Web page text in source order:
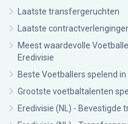
Laatste transfergeruchten
Laatste
Meest waardevolle
Eredivisie
Beste Voetballers spelend
Grootste voetbaltalenten
Eredivisie (NL) - Bevestigde